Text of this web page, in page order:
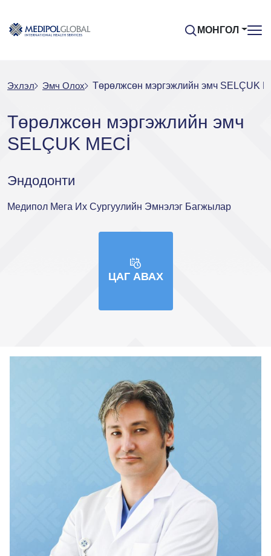
МОНГОЛ
Эхлэл Эмч Oлох Төрөлжсөн мэргэжлийн эмч SELÇUK
Төрөлжсөн мэргэжлийн эмч
SELÇUK MECİ
Эндодонти
Медипол Мега Их Сургуулийн Эмнэлэг Багжылар
ЦАГ АВАХ